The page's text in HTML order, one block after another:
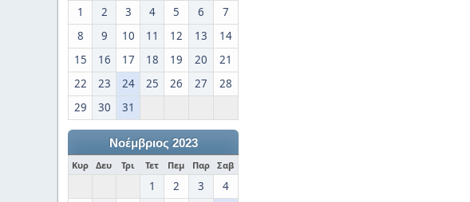
1 2 3 4 5 6
7
8
9 10 11 12 13
14
15
16 17 18 19 20
21
22
23 24 25 26 27
28
29
30 31
Νοέμβριος 2023
Κυρ Δευ Τρι Τετ Πεμ Παρ Σαβ
1 2 3
4